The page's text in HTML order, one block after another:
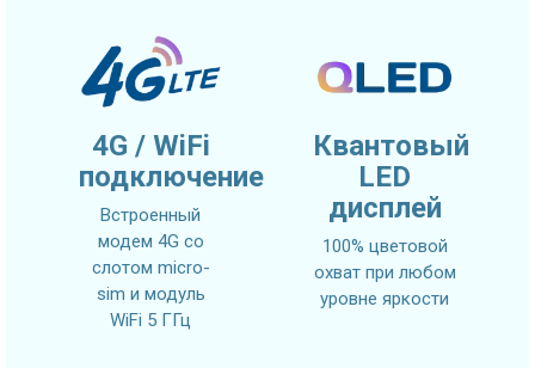
4G / WiFi
подключение
Встроенный
модем 4G со
слотом micro-
sim и модуль
WiFi 5 ГГц
Квантовый
LED
дисплей
100% цветовой
охват при любом
уровне яркости